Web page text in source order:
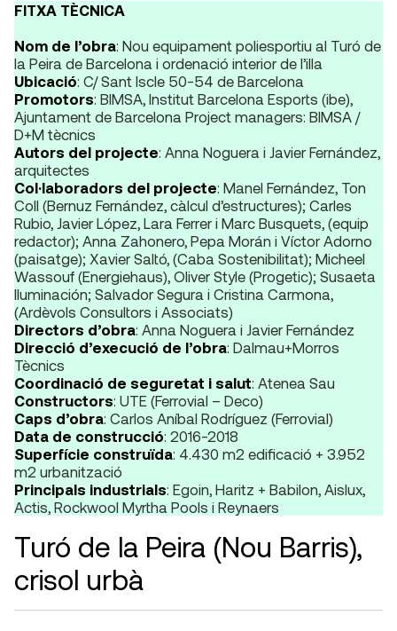
FITXA TÈCNICA
Nom de l’obra: Nou equipament poliesportiu al Turó de
la Peira de Barcelona i ordenació interior de l’illa
Ubicació: C/ Sant Iscle 50-54 de Barcelona
Promotors: BIMSA, Institut Barcelona Esports (ibe),
Ajuntament de Barcelona Project managers: BIMSA /
D+M tècnics
Autors del projecte: Anna Noguera i Javier Fernández,
arquitectes
Col·laboradors del projecte: Manel Fernández, Ton
Coll (Bernuz Fernández, càlcul d’estructures); Carles
Rubio, Javier López, Lara Ferrer i Marc Busquets, (equip
redactor); Anna Zahonero, Pepa Morán i Víctor Adorno
(paisatge); Xavier Saltó, (Caba Sostenibilitat); Micheel
Wassouf (Energiehaus), Oliver Style (Progetic); Susaeta
Iluminación; Salvador Segura i Cristina Carmona,
(Ardèvols Consultors i Associats)
Directors d’obra: Anna Noguera i Javier Fernández
Direcció d’execució de l’obra: Dalmau+Morros
Tècnics
Coordinació de seguretat i salut: Atenea Sau
Constructors: UTE (Ferrovial – Deco)
Caps d’obra: Carlos Aníbal Rodríguez (Ferrovial)
Data de construcció: 2016-2018
Superfície construïda: 4.430 m2 edificació + 3.952
m2 urbanització
Principals industrials: Egoin, Haritz + Babilon, Aislux,
Actis, Rockwool Myrtha Pools i Reynaers
Turó de la Peira (Nou Barris),
crisol urbà